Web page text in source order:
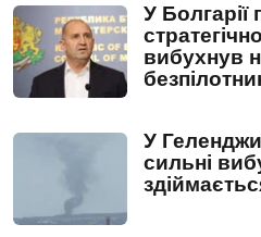
У Болгарії
вибухнув
У
сильні